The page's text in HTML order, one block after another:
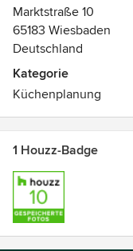
Marktstraße 10
65183 Wiesbaden
Deutschland
Kategorie
Küchenplanung
1 Houzz-Badge